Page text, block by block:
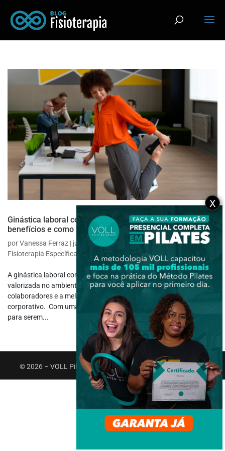
Ginástica laboral compensatória: o que é, quais os
benefícios e como trabalhar?
porVanessa Ferraz | jun 23, 2023|Fisioterapia do Trabalho ,
Fisioterapia Específica
A ginástica laboral compensatória é uma prática cada vez mais
valorizada no ambiente de trabalho, visando o bem-estar dos
colaboradores e a melhoria da qualidade de vida no ambiente
corporativo. Com uma série de exercícios específicos e adaptados
para serem...
© 2026 – VOLL Pilates Group. Todos os direitos reservados.
X